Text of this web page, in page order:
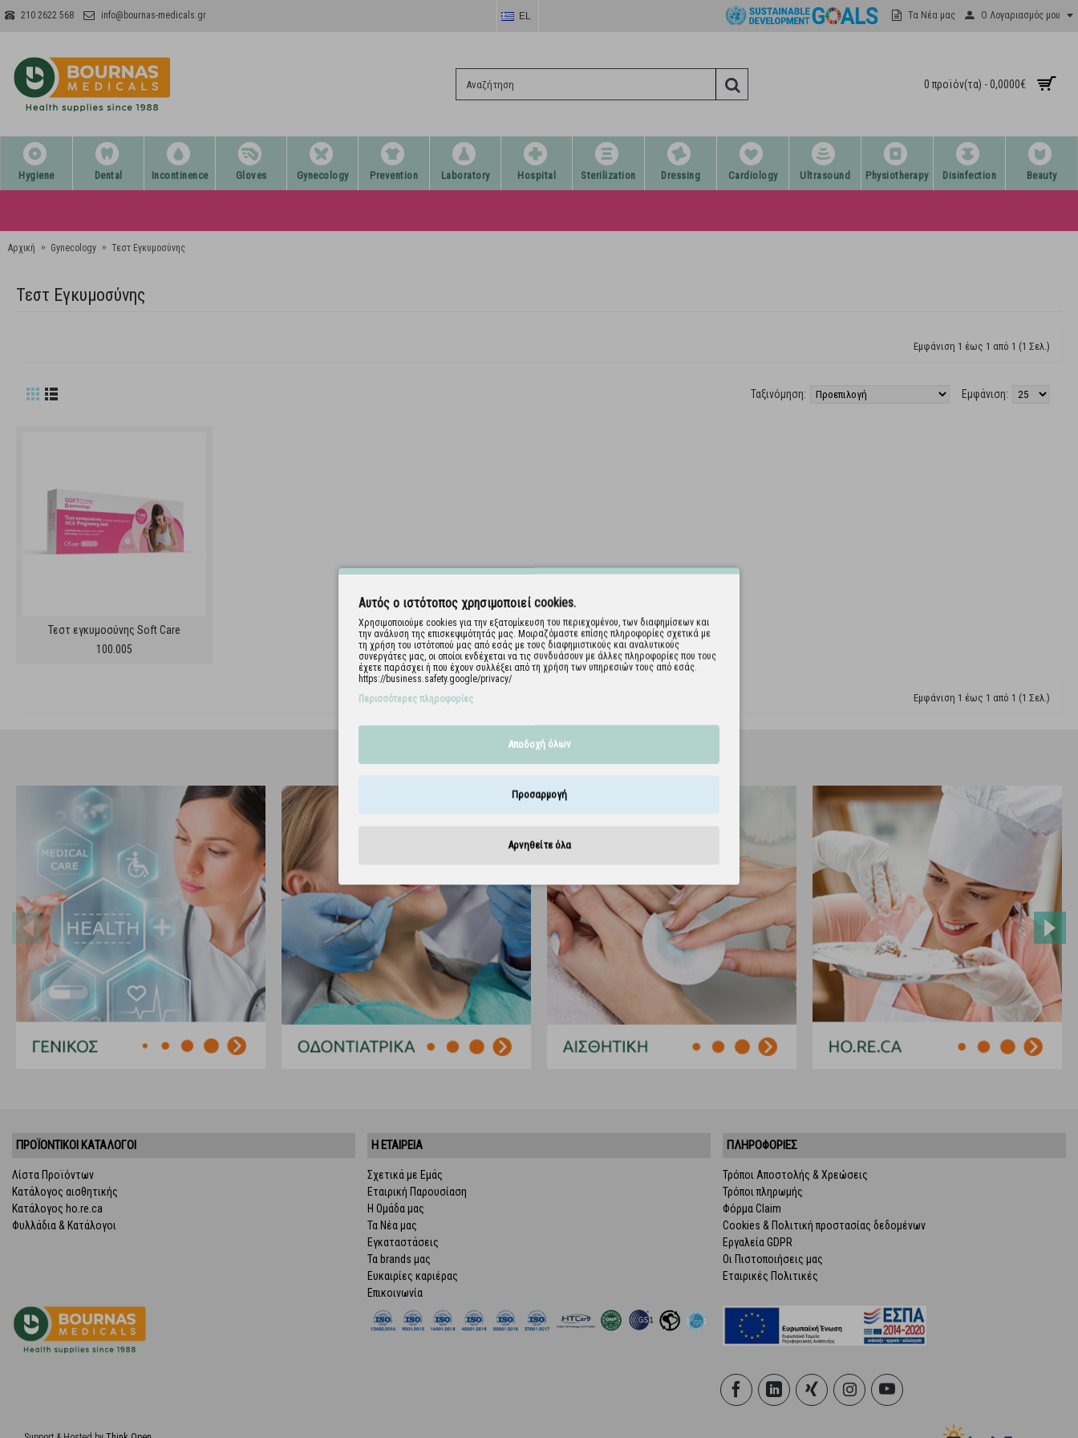
210 2622 568 info@bournas-medicals.gr EL Τα Νέα μας Ο Λογαριασμός μου
0 προϊόν(τα) - 0,0000€
Hygiene Dental Incontinence Gloves Gynecology Prevention Laboratory Hospital Sterilization Dressing Cardiology Ultrasound Physiotherapy Disinfection Beauty
Αρχική Gynecology Τεστ Εγκυμοσύνης
Τεστ Εγκυμοσύνης
Εμφάνιση 1 έως 1 από 1 (1 Σελ.)
Εμφάνιση:
Ταξινόμηση:
Τεστ εγκυμοσύνης Soft Care
100.005
Εμφάνιση 1 έως 1 από 1 (1 Σελ.)
ΠΡΟΪΌΝΤΙΚΟΊ ΚΑΤΆΛΟΓΟΙ
Λίστα Προϊόντων
Κατάλογος αισθητικής
Κατάλογος ho.re.ca
Φυλλάδια & Κατάλογοι
Η ΕΤΑΙΡΕΙΑ
Σχετικά με Εμάς
Εταιρική Παρουσίαση
Η Ομάδα μας
Τα Νέα μας
Εγκαταστάσεις
Τα brands μας
Ευκαιρίες καριέρας
Επικοινωνία
ΠΛΗΡΟΦΟΡΙΕΣ
Τρόποι Αποστολής & Χρεώσεις
Τρόποι πληρωμής
Φόρμα Claim
Cookies & Πολιτική προστασίας δεδομένων
Εργαλεία GDPR
Οι Πιστοποιήσεις μας
Εταιρικές Πολιτικές
Αυτός ο ιστότοπος χρησιμοποιεί cookies.
Χρησιμοποιούμε cookies για την εξατομίκευση του περιεχομένου, των διαφημίσεων και
την ανάλυση της επισκεψιμότητάς μας. Μοιραζόμαστε επίσης πληροφορίες σχετικά με
τη χρήση του ιστότοπού μας από εσάς με τους διαφημιστικούς και αναλυτικούς
συνεργάτες μας, οι οποίοι ενδέχεται να τις συνδυάσουν με άλλες πληροφορίες που τους
έχετε παράσχει ή που έχουν συλλέξει από τη χρήση των υπηρεσιών τους από εσάς.
https://business.safety.google/privacy/
Περισσότερες πληροφορίες
Αποδοχή όλων
Προσαρμογή
Αρνηθείτε όλα